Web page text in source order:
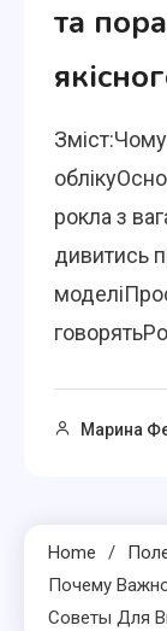
та
рокла з
дивитись
Марина
Home
Почему
Советы Для